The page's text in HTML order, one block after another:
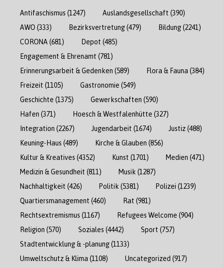
Antifaschismus (1247) Auslandsgesellschaft (390)
AWO (333) Bezirksvertretung(479) Bildung(2241)
CORONA (681) Depot (485)
Engagement & Ehrenamt (781)
Erinnerungsarbeit & Gedenken (589) Flora & Fauna (384)
Freizeit (1105) Gastronomie (549)
Geschichte (1375) Gewerkschaften (590)
Hafen (371) Hoesch & Westfalenhütte (327)
Integration (2267) Jugendarbeit (1674) Justiz(488)
Keuning-Haus (489) Kirche & Glauben (856)
Kultur & Kreatives (4352) Kunst (1701) Medien (471)
Medizin & Gesundheit (811) Musik (1287)
Nachhaltigkeit (426) Politik (5381) Polizei (1239)
Quartiersmanagement (460) Rat (981)
Rechtsextremismus (1167) Refugees Welcome (904)
Religion (570) Soziales (4442) Sport (757)
Stadtentwicklung & -planung(1133)
Umweltschutz & Klima (1108) Uncategorized (917)